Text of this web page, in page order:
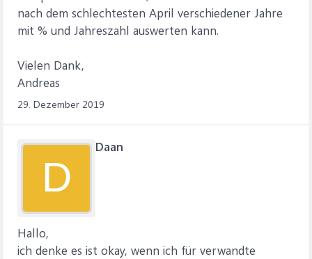
nach dem schlechtesten April verschiedener Jahre
mit % und Jahreszahl auswerten kann.
Vielen Dank,
Andreas
29. Dezember 2019
D
Daan
Hallo,
ich denke es ist okay, wenn ich für verwandte